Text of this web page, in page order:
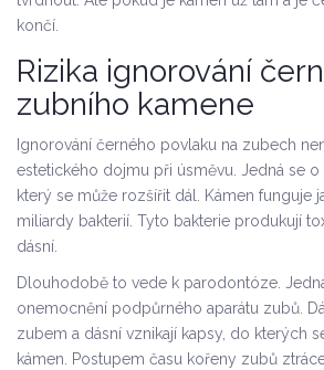
končí.
Rizika ignorování
zubního kamene
Ignorování černého povlaku na zubech
estetického dojmu při úsměvu. Jedná se
který se může rozšířit dál. Kámen funguje
miliardy bakterií. Tyto bakterie produkují
dásní.
Dlouhodobě to vede k parodontóze .
onemocnění podpůrného aparátu zubů.
zubem a dásní vznikají kapsy, do kterých
kámen. Postupem času kořeny zubů